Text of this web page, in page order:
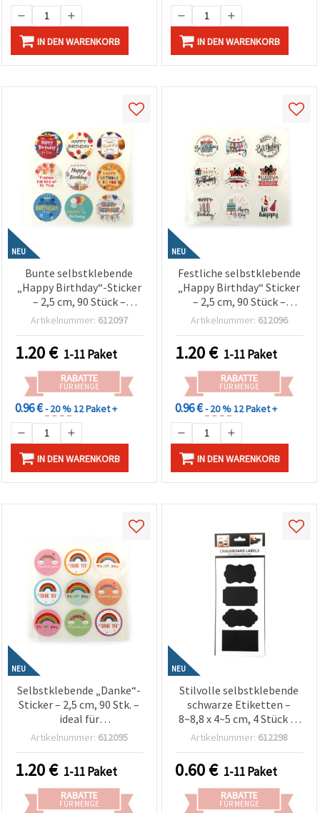
IN DEN WARENKORB IN DEN WARENKORB
NEU
Bunte selbstklebende
„Happy Birthday“-Sticker
– 2,5 cm, 90 Stück –
fröhliche Aufkleber zum
Geschenken, Karten,
Einladungen und Party-
Mitgebseln
Artikelnummer: 612097
1.20€ 1-11 Paket
RABATTE
FÜR MENGE
0.96 €- 20 %12 Paket +
IN DEN WARENKORB
NEU
Festliche selbstklebende
„Happy Birthday“ Sticker
– 2,5 cm, 90 Stück –
Perfekt zum Basteln &
Geschenken, Karten,
Mitgebseln und DIY-
Projekten
Artikelnummer: 612096
1.20€ 1-11 Paket
RABATTE
FÜR MENGE
0.96 €- 20 %12 Paket +
IN DEN WARENKORB
NEU
Selbstklebende „Danke“-
Sticker – 2,5 cm, 90 Stk. –
ideal für
Geschenkverpackung,
kreative Bastelprojekte
Artikelnummer: 612095
1.20€ 1-11 Paket
RABATTE
FÜR MENGE
NEU
Stilvolle selbstklebende
schwarze Etiketten –
8~8,8 x 4~5 cm, 4 Stück in
gemischten Formen –
& ideal zum Beschriften
von Gläsern, Flaschen,
Geschenken und kreativen
DIY-Bastelprojekten
Artikelnummer: 612298
0.60€ 1-11 Paket
RABATTE
FÜR MENGE